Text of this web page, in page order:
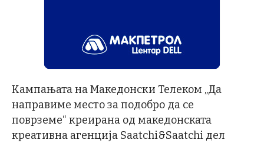
Kампањата на Македонски Телеком „Да
направиме место за подобро да се
поврземе“ креирана од македонската
креативна агенција Saatchi&Saatchi дел